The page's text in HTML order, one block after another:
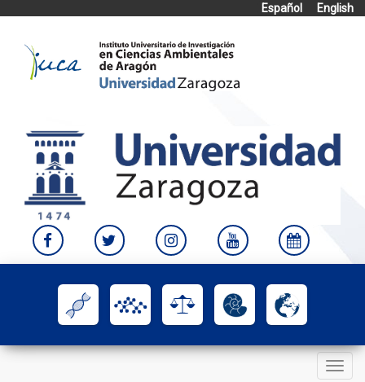
Español
English
content
Toggle
navigation